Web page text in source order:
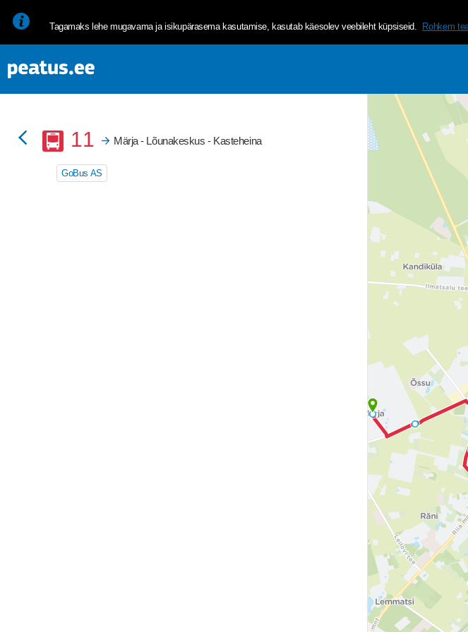
<p><span style="font-size: 10pt; line-height: 107%; font-family: helvetica, arial, sans-
Tagamaks lehe mugavama ja isikupärasema kasutamise, kasutab käesolev veebileht küpsiseid. Rohkem
Buss
11 Märja - Lõunakeskus - Kasteheina
GoBus AS